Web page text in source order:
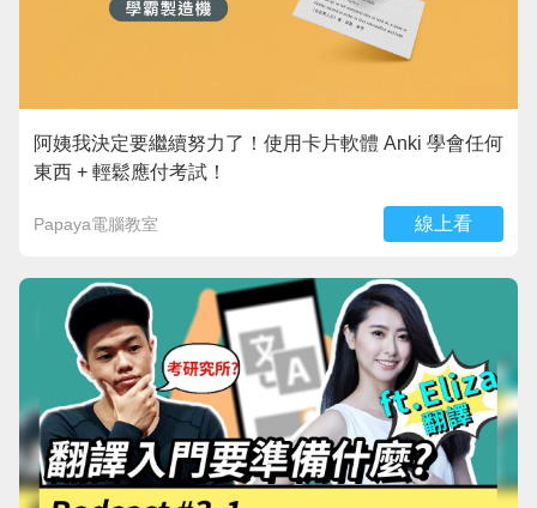
阿姨我決定要繼續努力了！使用卡片軟體 Anki 學會任何
東西 + 輕鬆應付考試！
Papaya電腦教室 線上看